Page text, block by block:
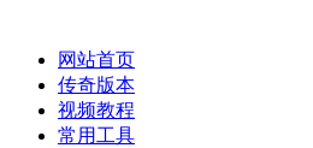
网站首页
传奇版本
视频教程
常用工具